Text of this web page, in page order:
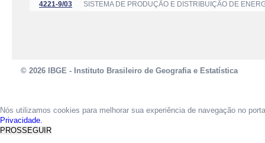
4221-9/03
SISTEMA DE PRODUÇÃO E DISTRIBUIÇÃO DE
© 2026 IBGE - Instituto Brasileiro de Geografia e Estatística
Nós utilizamos cookies para melhorar sua experiência de navegação no
Privacidade.
PROSSEGUIR